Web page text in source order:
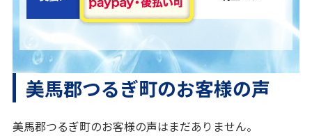
美馬郡つるぎ町のお客様の声
美馬郡つるぎ町のお客様の声はまだありません。